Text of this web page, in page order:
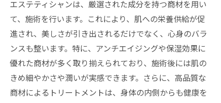
エステティシャンは、厳選された成分を持つ商材を用い
て、施術を行います。これにより、肌への栄養供給が促
進され、美しさが引き出されるだけでなく、心身のバラ
ンスも整います。特に、アンチエイジングや保湿効果に
優れた商材が多く取り揃えられており、施術後には肌の
きめ細やかさや潤いが実感できます。さらに、高品質な
商材によるトリートメントは、身体の内側からも健康を